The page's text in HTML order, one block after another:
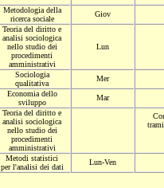
Metodologia della
ricerca sociale
Giov
Teoria del diritto e
analisi sociologica
nello studio dei
procedimenti
amministrativi
Lun
Sociologia
qualitativa
Mer
Economia dello
sviluppo
Mar
Teoria del diritto e
analisi sociologica
nello studio dei
procedimenti
amministrativi
Metodi statistici
per l'analisi dei dati
Lun-Ven